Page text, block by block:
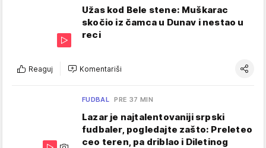
Užas kod Bele stene: Muškarac
skočio iz čamca u Dunav i nestao u
reci
Reaguj Komentariši
FUDBAL PRE 37 MIN
Lazar je najtalentovaniji srpski
fudbaler, pogledajte zašto: Preleteo
ceo teren, pa driblao i Diletinog